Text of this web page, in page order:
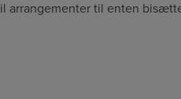
arrangementer til enten